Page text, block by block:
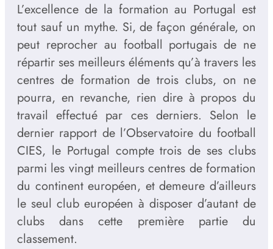
L’excellence de la formation au Portugal est
tout sauf un mythe. Si, de façon générale, on
peut reprocher au football portugais de ne
répartir ses meilleurs éléments qu’à travers les
centres de formation de trois clubs, on ne
pourra, en revanche, rien dire à propos du
travail effectué par ces derniers. Selon le
dernier rapport de l’Observatoire du football
CIES, le Portugal compte trois de ses clubs
parmi les vingt meilleurs centres de formation
du continent européen, et demeure d’ailleurs
le seul club européen à disposer d’autant de
clubs dans cette première partie du
classement.